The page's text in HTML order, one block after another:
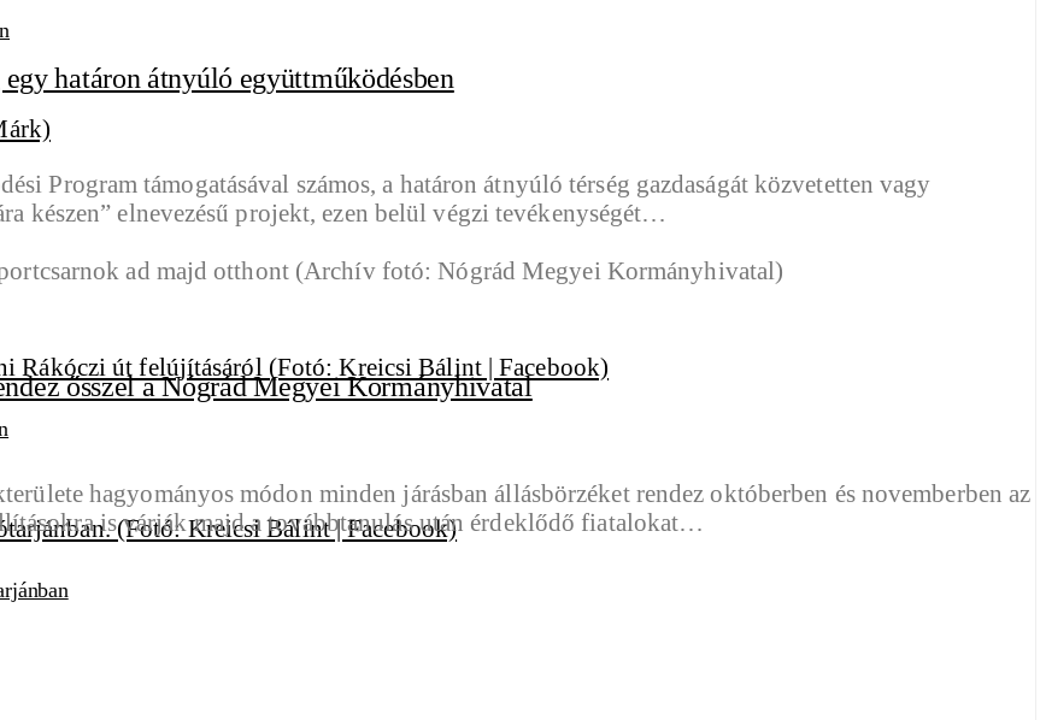
határon átnyúló együttműködésben
Program támogatásával számos, a határon átnyúló térség gazdaságát közvetetten vagy
készen” elnevezésű projekt, ezen belül végzi tevékenységét…
ősszel a Nógrád Megyei Kormányhivatal
hagyományos módon minden járásban állásbörzéket rendez októberben és novemberben az
is várják majd a továbbtanulás után érdeklődő fiatalokat…